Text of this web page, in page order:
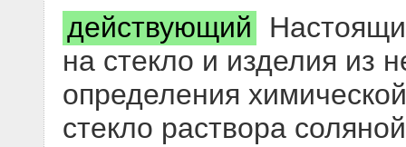
действующий
на стекло и изделия из
определения
стекло раствора